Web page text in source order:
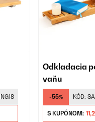
Odkladacia
vaňu
-55% KÓD:
S KUPÓNOM: